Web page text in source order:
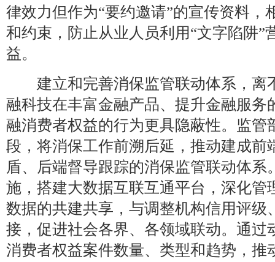
律效力但作为“要约邀请”的宣传资料，
和约束，防止从业人员利用“文字陷阱”
益。
建立和完善消保监管联动体系，离
融科技在丰富金融产品、提升金融服务
融消费者权益的行为更具隐蔽性。监管
段，将消保工作前溯后延，推动建成前
盾、后端督导跟踪的消保监管联动体系
施，搭建大数据互联互通平台，深化管
数据的共建共享，与调整机构信用评级
接，促进社会各界、各领域联动。通过
消费者权益案件数量、类型和趋势，推